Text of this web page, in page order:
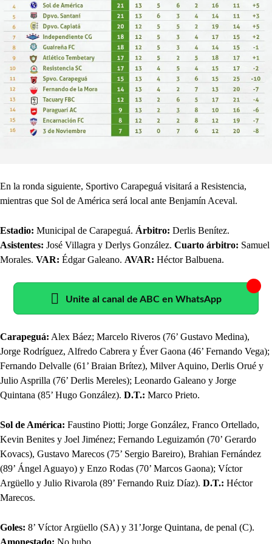
En la ronda siguiente, Sportivo Carapeguá visitará a Resistencia,
mientras que Sol de América será local ante Benjamín Aceval.
Estadio: Municipal de Carapeguá. Árbitro: Derlis Benítez.
Asistentes: José Villagra y Derlys González. Cuarto árbitro: Samuel
Morales. VAR: Édgar Galeano. AVAR: Héctor Balbuena.
Unite al canal de ABC en WhatsApp
Carapeguá: Alex Báez; Marcelo Riveros (76’ Gustavo Medina),
Jorge Rodríguez, Alfredo Cabrera y Éver Gaona (46’ Fernando Vega);
Fernando Delvalle (61’ Braian Brítez), Milver Aquino, Derlis Orué y
Julio Asprilla (76’ Derlis Mereles); Leonardo Galeano y Jorge
Quintana (85’ Hugo González). D.T.: Marco Prieto.
Sol de América: Faustino Piotti; Jorge González, Franco Ortellado,
Kevin Benites y Joel Jiménez; Fernando Leguizamón (70’ Gerardo
Kovacs), Gustavo Marecos (75’ Sergio Bareiro), Brahian Fernández
(89’ Ángel Aguayo) y Enzo Rodas (70’ Marcos Gaona); Víctor
Argüello y Julio Rivarola (89’ Fernando Ruiz Díaz). D.T.: Héctor
Marecos.
Goles: 8’ Víctor Argüello (SA) y 31’Jorge Quintana, de penal (C).
Amonestado: No hubo.